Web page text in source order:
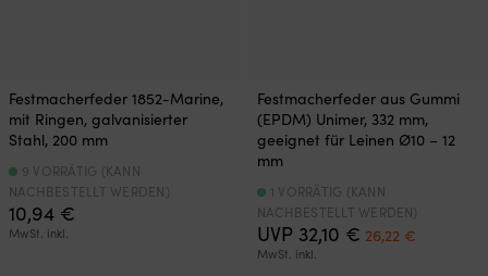
Festmacherfeder 1852-Marine,
mit Ringen, galvanisierter
Stahl, 200 mm
10,94 €
MwSt. inkl.
9 VORRÄTIG (KANN
NACHBESTELLT WERDEN)
Festmacherfeder aus Gummi
(EPDM) Unimer, 332 mm,
geeignet für Leinen Ø10 – 12
mm
UVP 32,10 € Ursprünglicher
Preis
26,22 €Aktueller
MwSt. inkl.
1 VORRÄTIG (KANN
NACHBESTELLT WERDEN)